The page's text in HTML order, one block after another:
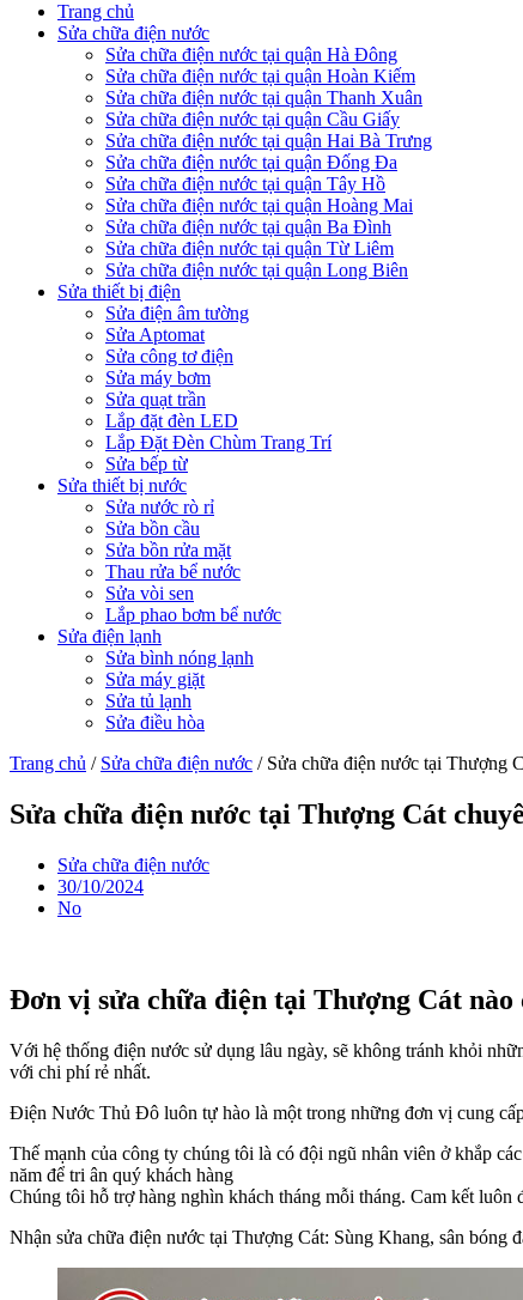
Trang chủ
Sửa chữa điện nước
Sửa chữa điện nước tại quận Hà Đông
Sửa chữa điện nước tại quận Hoàn Kiếm
Sửa chữa điện nước tại quận Thanh Xuân
Sửa chữa điện nước tại quận Cầu Giấy
Sửa chữa điện nước tại quận Hai Bà Trưng
Sửa chữa điện nước tại quận Đống Đa
Sửa chữa điện nước tại quận Tây Hồ
Sửa chữa điện nước tại quận Hoàng Mai
Sửa chữa điện nước tại quận Ba Đình
Sửa chữa điện nước tại quận Từ Liêm
Sửa chữa điện nước tại quận Long Biên
Sửa thiết bị điện
Sửa điện âm tường
Sửa Aptomat
Sửa công tơ điện
Sửa máy bơm
Sửa quạt trần
Lắp đặt đèn LED
Lắp Đặt Đèn Chùm Trang Trí
Sửa bếp từ
Sửa thiết bị nước
Sửa nước rò rỉ
Sửa bồn cầu
Sửa bồn rửa mặt
Thau rửa bể nước
Sửa vòi sen
Lắp phao bơm bể nước
Sửa điện lạnh
Sửa bình nóng lạnh
Sửa máy giặt
Sửa tủ lạnh
Sửa điều hòa
Trang chủ / Sửa chữa điện nước / Sửa chữa điện nước tại Thượng
Sửa chữa điện nước tại Thượng Cát
Sửa chữa điện nước
30/10/2024
No
Đơn vị sửa chữa điện tại Thượng Cát nào
Với hệ thống điện nước sử dụng lâu ngày, sẽ không tránh khỏi
với chi phí rẻ nhất.
Điện Nước Thủ Đô luôn tự hào là một trong những đơn vị cung
Thế mạnh của công ty chúng tôi là có đội ngũ nhân viên ở khắp
năm để tri ân quý khách hàng
Chúng tôi hỗ trợ hàng nghìn khách tháng mỗi tháng. Cam kết luôn
Nhận sửa chữa điện nước tại Thượng Cát: Sùng Khang, sân